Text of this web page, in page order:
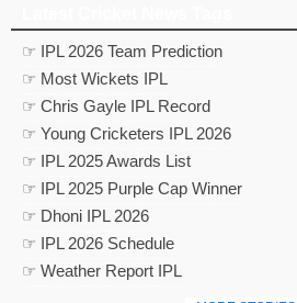
☞ IPL 2026 Team Prediction
☞ Most Wickets IPL
☞ Chris Gayle IPL Record
☞ Young Cricketers IPL 2026
☞ IPL 2025 Awards List
☞ IPL 2025 Purple Cap Winner
☞ Dhoni IPL 2026
☞ IPL 2026 Schedule
☞ Weather Report IPL